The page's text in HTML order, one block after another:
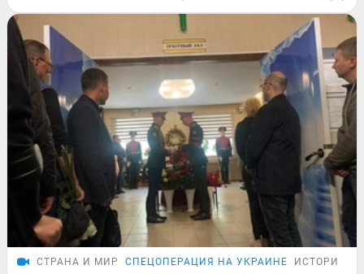
СТРАНА И МИР СПЕЦОПЕРАЦИЯ НА УКРАИНЕ ИСТОРИИ